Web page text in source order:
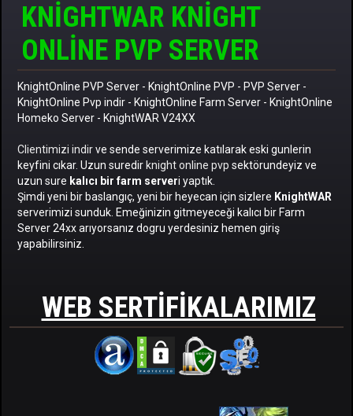
KNIGHTWAR KNIGHT
ONLINE PVP SERVER
KnightOnline PVP Server - KnightOnline PVP - PVP Server -
KnightOnline Pvp indir - KnightOnline Farm Server - KnightOnline
Homeko Server - KnightWAR V24XX
Clientimizi indirve sende serverimize katılarak eski gunlerin
keyfini cıkar. Uzun suredir knight online pvp sektörundeyiz ve
uzun sure kalıcı bir farm serveri yaptık.
Şimdi yeni bir baslangıç, yeni bir heyecan için sizlere KnightWAR
serverimizi sunduk. Emeğinizin gitmeyeceği kalıcı bir Farm
Server 24xx arıyorsanız dogru yerdesiniz hemen giriş
yapabilirsiniz.
WEB SERTIFIKALARIMIZ